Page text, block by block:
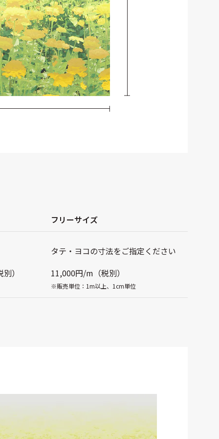
）
フリーサイズ
タテ・ヨコの寸法をご指定ください
11,000円/m（税別）
※販売単位：1m以上、1cm単位